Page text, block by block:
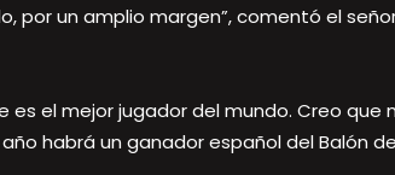
por un amplio margen”, comentó el
es el mejor jugador del mundo. Creo que
habrá un ganador español del Balón de